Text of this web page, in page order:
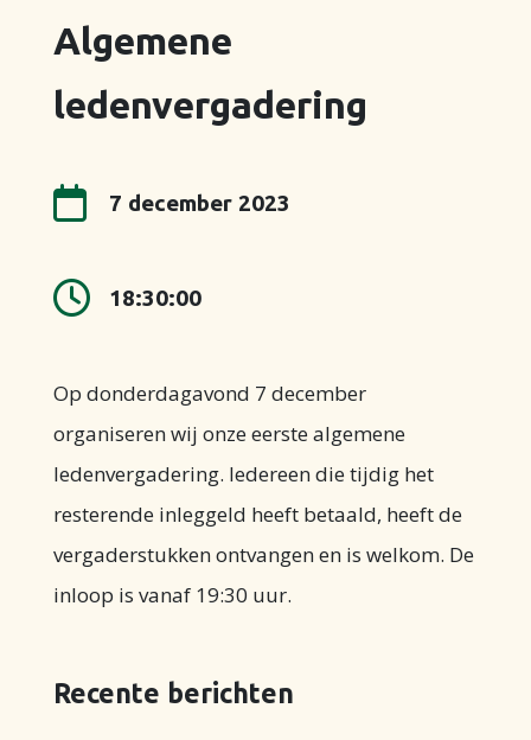
Algemene
ledenvergadering
 7 december 2023
 18:30:00
Op donderdagavond 7 december
organiseren wij onze eerste algemene
ledenvergadering. Iedereen die tijdig het
resterende inleggeld heeft betaald, heeft de
vergaderstukken ontvangen en is welkom. De
inloop is vanaf 19:30 uur.
Recente berichten